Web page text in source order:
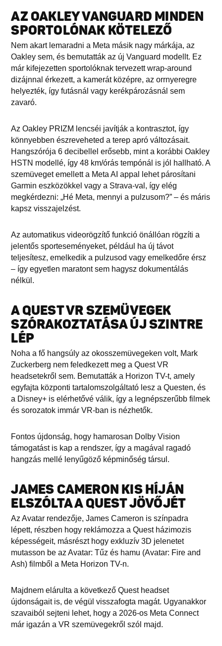
AZ OAKLEY VANGUARD MINDEN
SPORTOLÓNAK KÖTELEZŐ
Nem akart lemaradni a Meta másik nagy márkája, az
Oakley sem, és bemutatták az új Vanguard modellt. Ez
már kifejezetten sportolóknak tervezett wrap-around
dizájnnal érkezett, a kamerát középre, az orrnyeregre
helyezték, így futásnál vagy kerékpározásnál sem
zavaró.
Az Oakley PRIZM lencséi javítják a kontrasztot, így
könnyebben észreveheted a terep apró változásait.
Hangszórója 6 decibellel erősebb, mint a korábbi Oakley
HSTN modellé, így 48 km/órás tempónál is jól hallható. A
szemüveget emellett a Meta AI appal lehet párosítani
Garmin eszközökkel vagy a Strava-val, így elég
megkérdezni: „Hé Meta, mennyi a pulzusom?” – és máris
kapsz visszajelzést.
Az automatikus videorögzítő funkció önállóan rögzíti a
jelentős sporteseményeket, például ha új távot
teljesítesz, emelkedik a pulzusod vagy emelkedőre érsz
– így egyetlen maratont sem hagysz dokumentálás
nélkül.
A QUEST VR SZEMÜVEGEK
SZÓRAKOZTATÁSA ÚJ SZINTRE
LÉP
Noha a fő hangsúly az okosszemüvegeken volt, Mark
Zuckerberg nem feledkezett meg a Quest VR
headsetekről sem. Bemutatták a Horizon TV-t, amely
egyfajta központi tartalomszolgáltató lesz a Questen, és
a Disney+ is elérhetővé válik, így a legnépszerűbb filmek
és sorozatok immár VR-ban is nézhetők.
Fontos újdonság, hogy hamarosan Dolby Vision
támogatást is kap a rendszer, így a magával ragadó
hangzás mellé lenyűgöző képminőség társul.
JAMES CAMERON KIS HÍJÁN
ELSZÓLTA A QUEST JÖVŐJÉT
Az Avatar rendezője, James Cameron is színpadra
lépett, részben hogy reklámozza a Quest házimozis
képességeit, másrészt hogy exkluzív 3D jelenetet
mutasson be az Avatar: Tűz és hamu (Avatar: Fire and
Ash) filmből a Meta Horizon TV-n.
Majdnem elárulta a következő Quest headset
újdonságait is, de végül visszafogta magát. Ugyanakkor
szavaiból sejteni lehet, hogy a 2026-os Meta Connect
már igazán a VR szemüvegekről szól majd.